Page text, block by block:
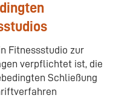
Fitnessstudio zur
verpflichtet ist, die
Schließung